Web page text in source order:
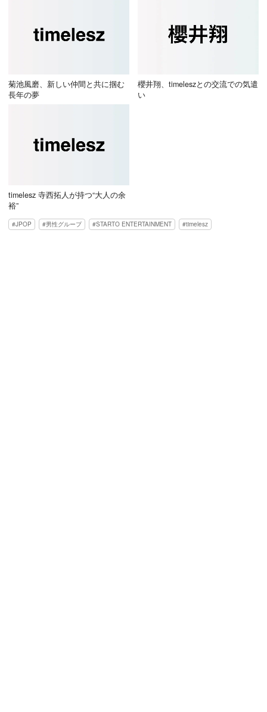
菊池風磨、新しい仲間と共に掴む
長年の夢
櫻井翔、timeleszとの交流での気遣
い
timelesz 寺西拓人が持つ“大人の余
裕”
JPOP 男性グループ STARTO ENTERTAINMENT timelesz